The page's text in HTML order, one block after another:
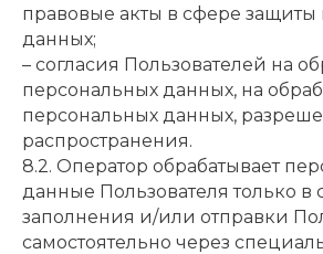
правовые акты в сфере защиты
данных;
– согласия Пользователей на
персональных данных, на
персональных данных,
распространения.
8.2. Оператор обрабатывает
данные Пользователя только в
заполнения и/или отправки
самостоятельно через